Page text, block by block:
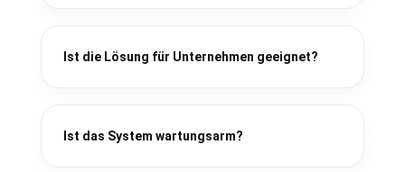
Ist die Lösung für Unternehmen geeignet?
Ist das System wartungsarm?